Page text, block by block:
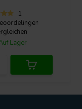
1
Lager